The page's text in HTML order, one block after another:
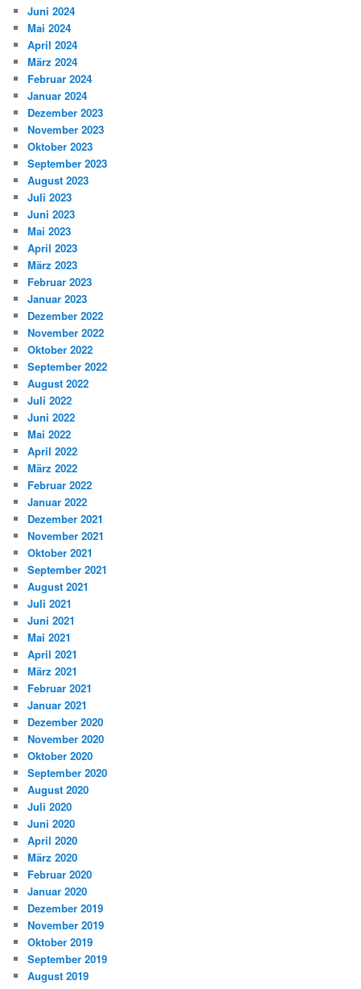
Juni 2024
Mai 2024
April 2024
März 2024
Februar 2024
Januar 2024
Dezember 2023
November 2023
Oktober 2023
September 2023
August 2023
Juli 2023
Juni 2023
Mai 2023
April 2023
März 2023
Februar 2023
Januar 2023
Dezember 2022
November 2022
Oktober 2022
September 2022
August 2022
Juli 2022
Juni 2022
Mai 2022
April 2022
März 2022
Februar 2022
Januar 2022
Dezember 2021
November 2021
Oktober 2021
September 2021
August 2021
Juli 2021
Juni 2021
Mai 2021
April 2021
März 2021
Februar 2021
Januar 2021
Dezember 2020
November 2020
Oktober 2020
September 2020
August 2020
Juli 2020
Juni 2020
April 2020
März 2020
Februar 2020
Januar 2020
Dezember 2019
November 2019
Oktober 2019
September 2019
August 2019